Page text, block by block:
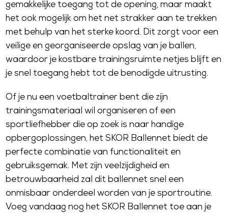
8
,
3
0
€
1
1
,
4
0
gemakkelijke toegang tot de opening, maar maakt
het ook mogelijk om het net strakker aan te trekken
met behulp van het sterke koord. Dit zorgt voor een
veilige en georganiseerde opslag van je ballen,
waardoor je kostbare trainingsruimte netjes blijft en
je snel toegang hebt tot de benodigde uitrusting.
Of je nu een voetbaltrainer bent die zijn
trainingsmateriaal wil organiseren of een
sportliefhebber die op zoek is naar handige
opbergoplossingen, het SKOR Ballennet biedt de
perfecte combinatie van functionaliteit en
gebruiksgemak. Met zijn veelzijdigheid en
betrouwbaarheid zal dit ballennet snel een
onmisbaar onderdeel worden van je sportroutine.
Voeg vandaag nog het SKOR Ballennet toe aan je